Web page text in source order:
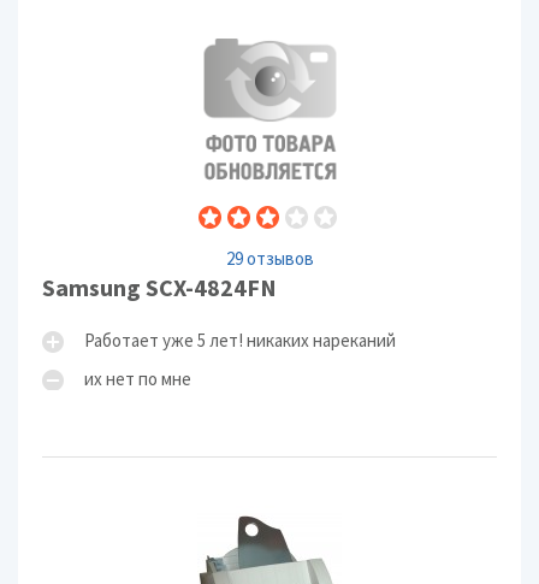
29 отзывов
Samsung SCX-4824FN
Работает уже 5 лет! никаких нареканий
их нет по мне